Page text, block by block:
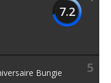
7.2
5
Bungie